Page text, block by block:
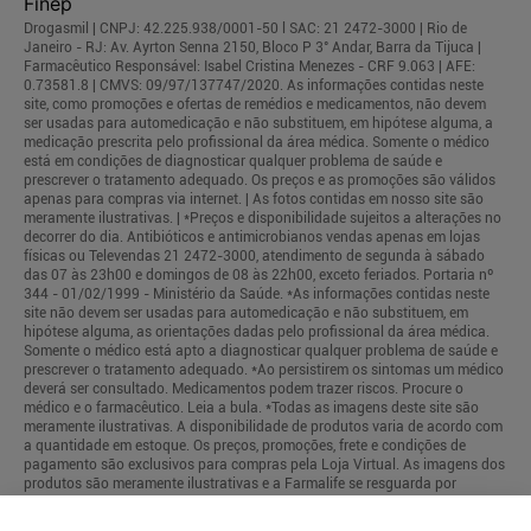
Drogasmil | CNPJ: 42.225.938/0001-50 l SAC: 21 2472-3000 | Rio de
Janeiro - RJ: Av. Ayrton Senna 2150, Bloco P 3° Andar, Barra da Tijuca |
Farmacêutico Responsável: Isabel Cristina Menezes - CRF 9.063 | AFE:
0.73581.8 | CMVS: 09/97/137747/2020. As informações contidas neste
site, como promoções e ofertas de remédios e medicamentos, não devem
ser usadas para automedicação e não substituem, em hipótese alguma, a
medicação prescrita pelo profissional da área médica. Somente o médico
está em condições de diagnosticar qualquer problema de saúde e
prescrever o tratamento adequado. Os preços e as promoções são válidos
apenas para compras via internet. | As fotos contidas em nosso site são
meramente ilustrativas. | *Preços e disponibilidade sujeitos a alterações no
decorrer do dia. Antibióticos e antimicrobianos vendas apenas em lojas
físicas ou Televendas 21 2472-3000, atendimento de segunda à sábado
das 07 às 23h00 e domingos de 08 às 22h00, exceto feriados. Portaria nº
344 - 01/02/1999 - Ministério da Saúde. *As informações contidas neste
site não devem ser usadas para automedicação e não substituem, em
hipótese alguma, as orientações dadas pelo profissional da área médica.
Somente o médico está apto a diagnosticar qualquer problema de saúde e
prescrever o tratamento adequado. *Ao persistirem os sintomas um médico
deverá ser consultado. Medicamentos podem trazer riscos. Procure o
médico e o farmacêutico. Leia a bula. *Todas as imagens deste site são
meramente ilustrativas. A disponibilidade de produtos varia de acordo com
a quantidade em estoque. Os preços, promoções, frete e condições de
pagamento são exclusivos para compras pela Loja Virtual. As imagens dos
produtos são meramente ilustrativas e a Farmalife se resguarda por